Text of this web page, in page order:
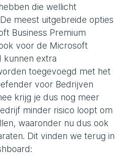
die wellicht
meest uitgebreide opties
Business Premium
voor de Microsoft
kunnen extra
toegevoegd met het
voor Bedrijven
krijg je dus nog meer
minder risico loopt om
waaronder nu dus ook
Dit vinden we terug in